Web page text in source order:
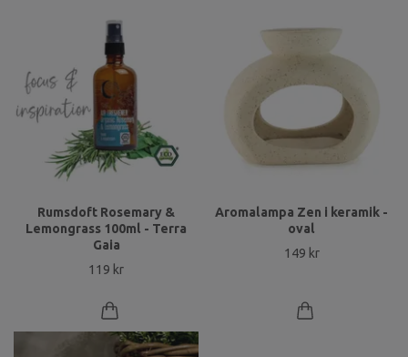
Rumsdoft Rosemary &
Lemongrass 100ml - Terra
Gaia
119 kr
Aromalampa Zen i keramik -
oval
149 kr